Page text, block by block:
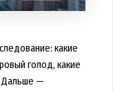
какие
голод, какие
Дальше —